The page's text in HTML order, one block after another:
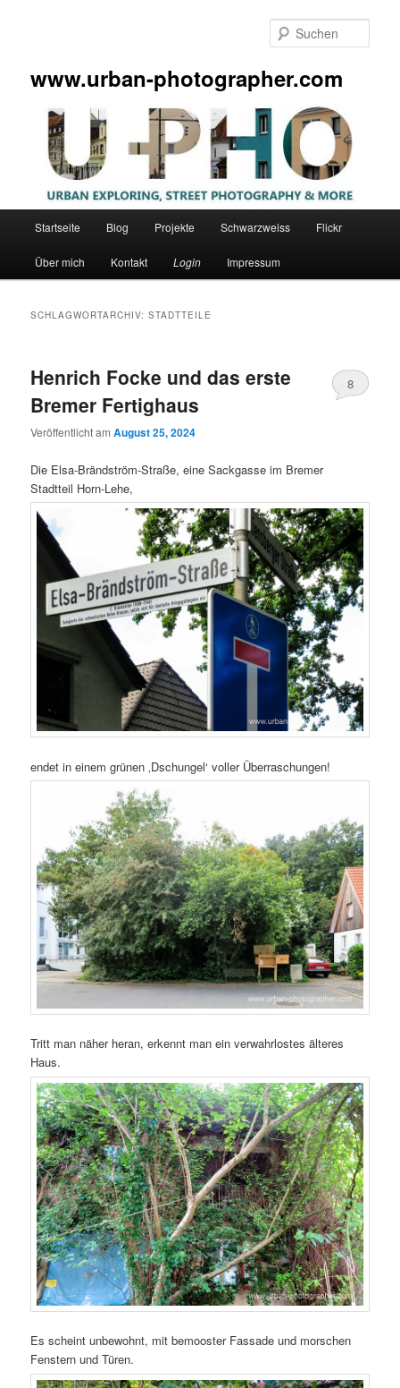
www.urban-photographer.com
Startseite Blog Projekte Schwarzweiss Flickr
Über mich Kontakt Login Impressum
SCHLAGWORTARCHIV:STADTTEILE
Henrich Focke und das erste
Bremer Fertighaus
Veröffentlicht amAugust 25, 2024
8
Die Elsa-Brändström-Straße, eine Sackgasse im Bremer
Stadtteil Horn-Lehe,
endet in einem grünen ‚Dschungel‘ voller Überraschungen!
Tritt man näher heran, erkennt man ein verwahrlostes älteres
Haus.
Es scheint unbewohnt, mit bemooster Fassade und morschen
Fenstern und Türen.